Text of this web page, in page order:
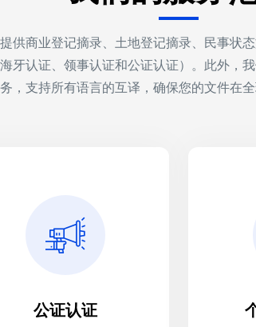
供商业登记摘录、土地登记摘录、民事状
牙认证、领事认证和公证认证）。此外，
，支持所有语言的互译，确保您的文件在全
公证认证